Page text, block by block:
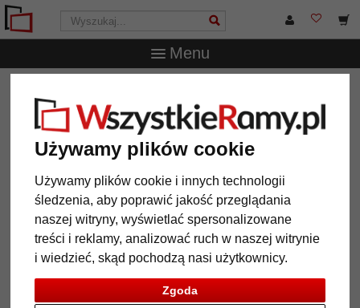
Używamy plików cookie
Używamy plików cookie i innych technologii
śledzenia, aby poprawić jakość przeglądania
naszej witryny, wyświetlać spersonalizowane
treści i reklamy, analizować ruch w naszej witrynie
i wiedzieć, skąd pochodzą nasi użytkownicy.
Zgoda
Menu
Eastcote
Rama drewniana Eastcote